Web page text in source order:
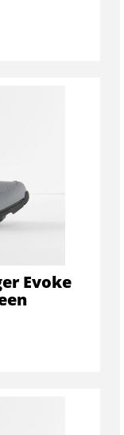
Evoke